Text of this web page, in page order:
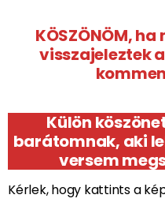
KÖSZÖNÖM,
visszajeleztek
Külön
barátomnak, aki
versem
Kérlek, hogy kattints a